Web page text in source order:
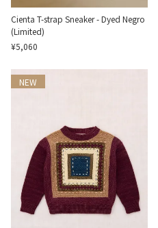
Cienta T-strap Sneaker - Dyed Negro
(Limited)
¥5,060
NEW